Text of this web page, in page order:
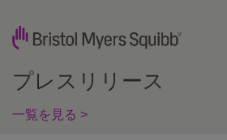
プレスリリース
一覧を見る >